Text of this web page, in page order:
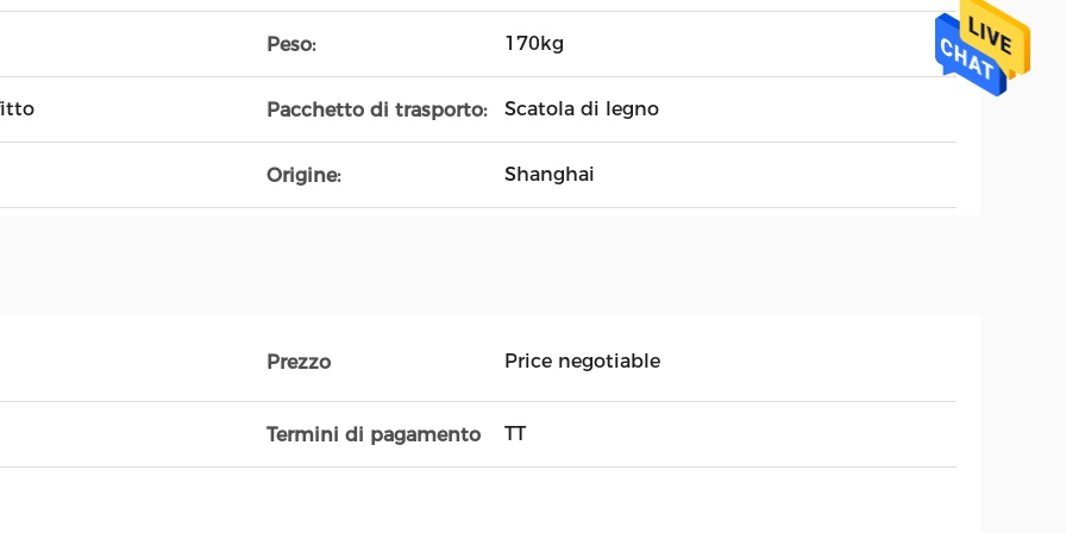
Peso: 170kg
Pacchetto di trasporto: Scatola di legno
Origine: Shanghai
Prezzo Price negotiable
Termini di pagamento TT